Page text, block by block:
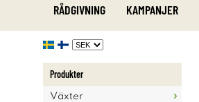
RÅDGIVNING KAMPANJER
Produkter
Växter